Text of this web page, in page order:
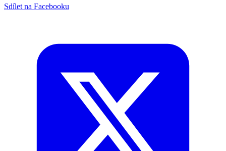
Sdílet na Facebooku